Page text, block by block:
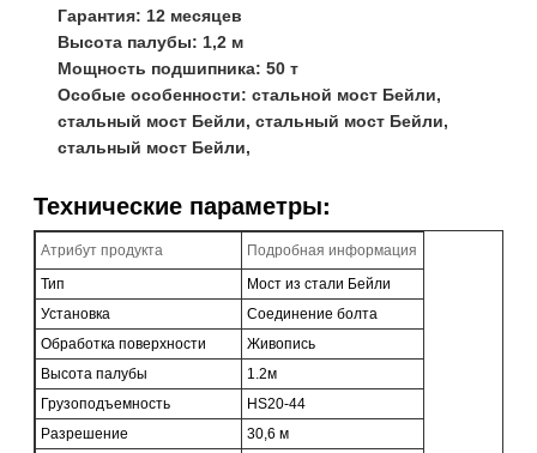
Гарантия: 12 месяцев
Высота палубы: 1,2 м
Мощность подшипника: 50 т
Особые особенности: стальной мост Бейли,
стальный мост Бейли, стальный мост Бейли,
стальный мост Бейли,
Технические параметры:
Атрибут продукта
Подробная информация
Тип
Мост из стали Бейли
Установка
Соединение болта
Обработка поверхности
Живопись
Высота палубы
1.2м
Грузоподъемность
HS20-44
Разрешение
30,6 м